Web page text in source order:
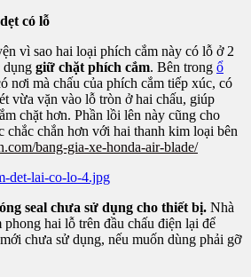
có lỗ
vì sao hai loại phích cắm này có lỗ ở 2
dụng giữ chặt phích cắm. Bên trong ổ
nơi mà chấu của phích cắm tiếp xúc, có
vừa vặn vào lỗ tròn ở hai chấu, giúp
chặt hơn. Phần lồi lên này cũng cho
chắc chắn hơn với hai thanh kim loại bên
bang-gia-xe-honda-air-blade/
seal chưa sử dụng cho thiết bị. Nhà
phong hai lỗ trên đầu chấu điện lại để
chưa sử dụng, nếu muốn dùng phải gỡ